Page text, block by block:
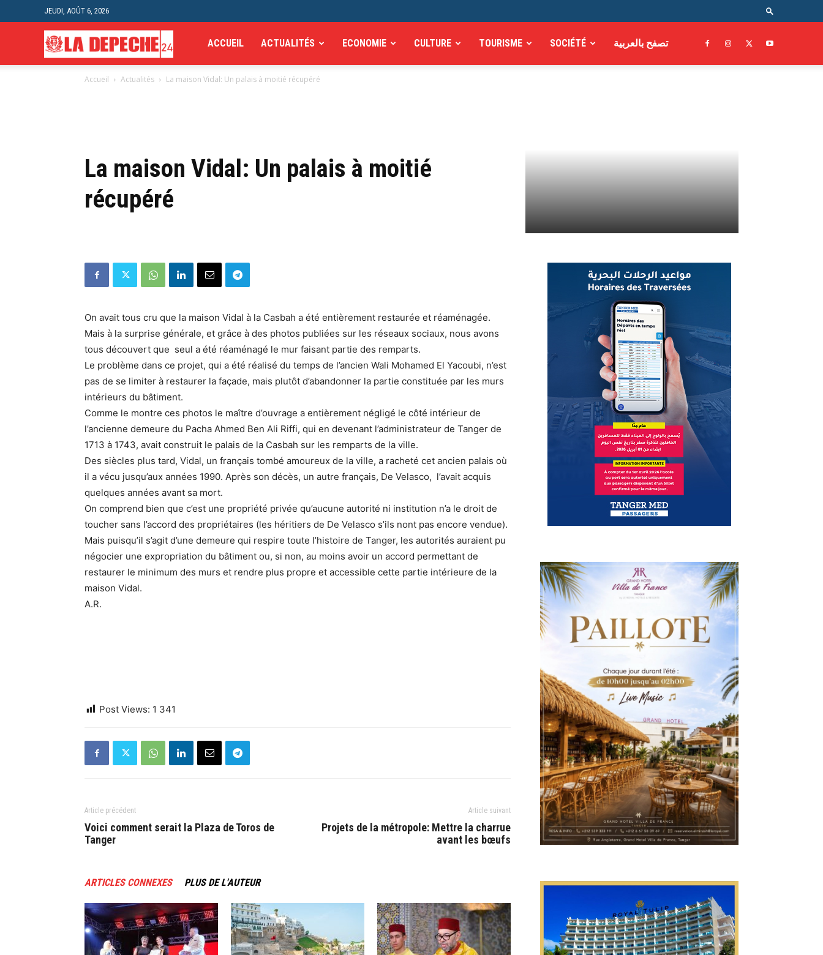
JEUDI, AOÛT 6, 2026
Depeche
ACCUEIL ACTUALITÉS ECONOMIE CULTURE TOURISME SOCIÉTÉ تصفح بالعربية
Accueil Actualités La maison Vidal: Un palais à moitié récupéré
La maison Vidal: Un palais à moitié
récupéré
On avait tous cru que la maison Vidal à la Casbah a été entièrement restaurée et réaménagée.
Mais à la surprise générale, et grâce à des photos publiées sur les réseaux sociaux, nous avons
tous découvert que seul a été réaménagé le mur faisant partie des remparts.
Le problème dans ce projet, qui a été réalisé du temps de l’ancien Wali Mohamed El Yacoubi, n’est
pas de se limiter à restaurer la façade, mais plutôt d’abandonner la partie constituée par les murs
intérieurs du bâtiment.
Comme le montre ces photos le maître d’ouvrage a entièrement négligé le côté intérieur de
l’ancienne demeure du Pacha Ahmed Ben Ali Riffi, qui en devenant l’administrateur de Tanger de
1713 à 1743, avait construit le palais de la Casbah sur les remparts de la ville.
Des siècles plus tard, Vidal, un français tombé amoureux de la ville, a racheté cet ancien palais où
il a vécu jusqu’aux années 1990. Après son décès, un autre français, De Velasco, l’avait acquis
quelques années avant sa mort.
On comprend bien que c’est une propriété privée qu’aucune autorité ni institution n’a le droit de
toucher sans l’accord des propriétaires (les héritiers de De Velasco s’ils nont pas encore vendue).
Mais puisqu’il s’agit d’une demeure qui respire toute l’histoire de Tanger, les autorités auraient pu
négocier une expropriation du bâtiment ou, si non, au moins avoir un accord permettant de
restaurer le minimum des murs et rendre plus propre et accessible cette partie intérieure de la
maison Vidal.
A.R.
Post Views: 1 341
Article précédent
Voici comment serait la Plaza de Toros de
Tanger
Article suivant
Projets de la métropole: Mettre la charrue
avant les bœufs
ARTICLES CONNEXES PLUS DE L'AUTEUR